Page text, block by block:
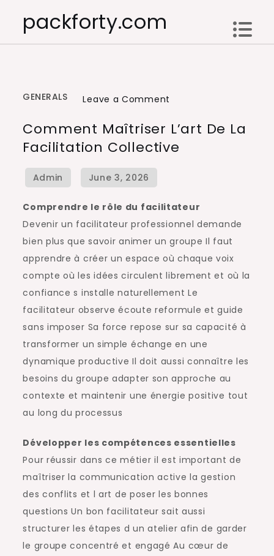
packforty.com
GENERALS Leave a Comment
maîtriser
l’art
facilitation
collective
Comment Maîtriser L’art De La
Facilitation Collective
Comprendre le rôle du facilitateur
Devenir un facilitateur professionnel demande
bien plus que savoir animer un groupe Il faut
apprendre à créer un espace où chaque voix
compte où les idées circulent librement et où la
confiance s installe naturellement Le
facilitateur observe écoute reformule et guide
sans imposer Sa force repose sur sa capacité à
transformer un simple échange en une
dynamique productive Il doit aussi connaître les
besoins du groupe adapter son approche au
contexte et maintenir une énergie positive tout
au long du processus
Développer les compétences essentielles
Pour réussir dans ce métier il est important de
maîtriser la communication active la gestion
des conflits et l art de poser les bonnes
questions Un bon facilitateur sait aussi
structurer les étapes d un atelier afin de garder
le groupe concentré et engagé Au cœur de